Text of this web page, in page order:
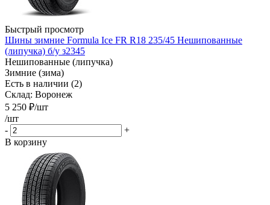
Быстрый просмотр
Шины зимние Formula Ice FR R18 235/45 Нешипованные
(липучка) б/у з2345
Нешипованные (липучка)
Зимние (зима)
Есть в наличии (2)
Склад: Воронеж
5 250 ₽/шт
/шт
-
+
В корзину